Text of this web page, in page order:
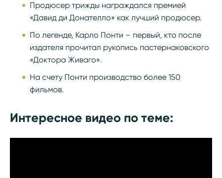
Продюсер трижды награждался премией
«Давид ди Донателло» как лучший продюсер.
По легенде, Карло Понти – первый, кто после
издателя прочитал рукопись пастернаковского
«Доктора Живаго».
На счету Понти производство более 150
фильмов.
Интересное видео по теме: